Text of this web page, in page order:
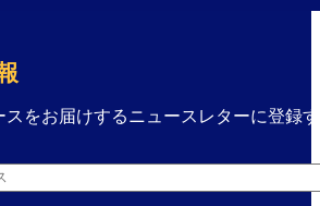
スをお届けするニュースレターに登録